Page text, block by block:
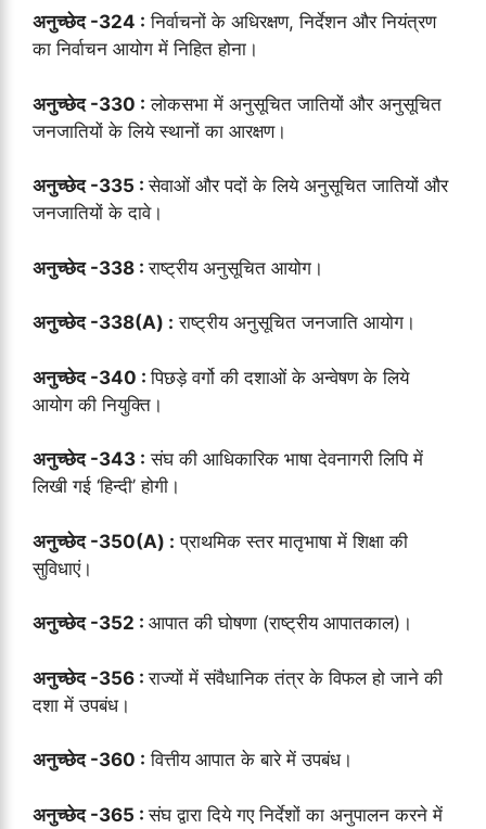
अनुच्छेद -324 : निर्वाचनों के अधिरक्षण, निर्देशन और नियंत्रण
का निर्वाचन आयोग में निहित होना।
अनुच्छेद -330 : लोकसभा में अनुसूचित जातियों और अनुसूचित
जनजातियों के लिये स्थानों का आरक्षण।
अनुच्छेद -335 :सेवाओं और पदों के लिये अनुसूचित जातियों और
जनजातियों के दावे।
अनुच्छेद -338 :राष्ट्रीय अनुसूचित आयोग।
अनुच्छेद -338(A) : राष्ट्रीय अनुसूचित जनजाति आयोग।
अनुच्छेद -340 :पिछड़े वर्गो की दशाओं के अन्वेषण के लिये
आयोग की नियुक्ति।
अनुच्छेद -343 : संघ की आधिकारिक भाषा देवनागरी लिपि में
लिखी गई ‘हिन्दी’ होगी।
अनुच्छेद -350(A) : प्राथमिक स्तर मातृभाषा में शिक्षा की
सुविधाएं।
अनुच्छेद -352 : आपात की घोषणा (राष्ट्रीय आपातकाल)।
अनुच्छेद -356 :राज्यों में संवैधानिक तंत्र के विफल हो जाने की
दशा में उपबंध।
अनुच्छेद -360 : वित्तीय आपात के बारे में उपबंध।
अनुच्छेद -365 :संघ द्वारा दिये गए निर्देशों का अनुपालन करने में